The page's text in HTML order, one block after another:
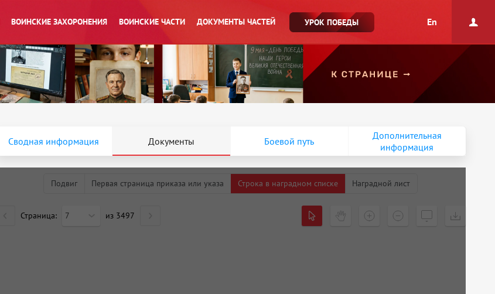
ВОИНСКИЕ ЗАХОРОНЕНИЯ ВОИНСКИЕ ЧАСТИ ДОКУМЕНТЫ ЧАСТЕЙ УРОК ПОБЕДЫ En
Сводная информация Документы Боевой путь
Дополнительная
информация
Подвиг Первая страница приказа или указа Строка в наградном списке Наградной лист
Страница: 7 из 3497